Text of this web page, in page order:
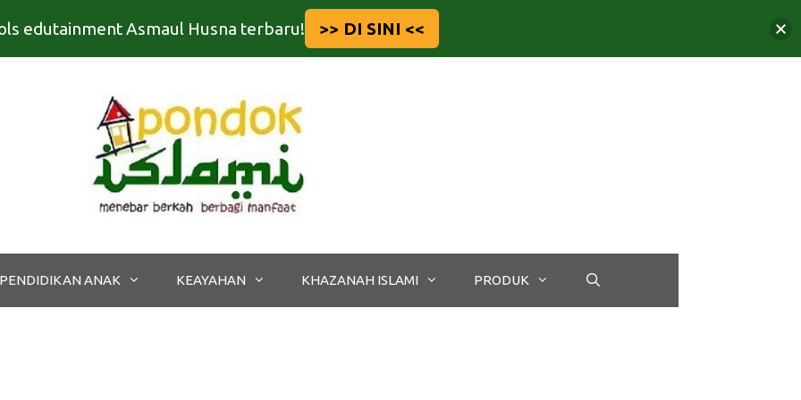
PENDIDIKAN ANAK KEAYAHAN KHAZANAH ISLAMI PRODUK
edutainment Asmaul Husna terbaru! >> DI SINI <<